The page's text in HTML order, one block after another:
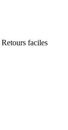
Retours faciles